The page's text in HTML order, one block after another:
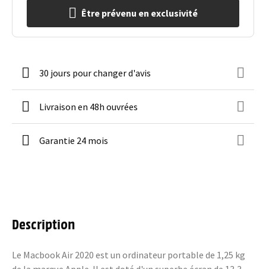
Être prévenu en exclusivité
30 jours pour changer d'avis
Livraison en 48h ouvrées
Garantie 24 mois
Description
Le Macbook Air 2020 est un ordinateur portable de 1,25 kg